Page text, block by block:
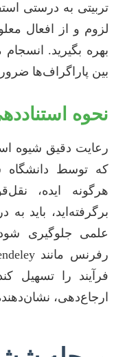
تربیتی به درستی
لزوم و از افعال
بهره بگیرید.
بین پاراگراف‌ها
نحوه
که توسط دانشگاه
هرگونه ایده،
برگرفته‌اید، باید
علمی جلوگیری
فرآیند را تسهیل
ارجاع‌دهی،